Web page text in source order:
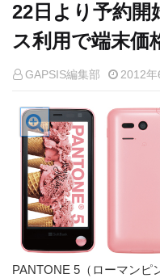
22日より予約開
ス利用で端末価
GAPSIS編集部 2012年
PANTONE 5（ローマンピ